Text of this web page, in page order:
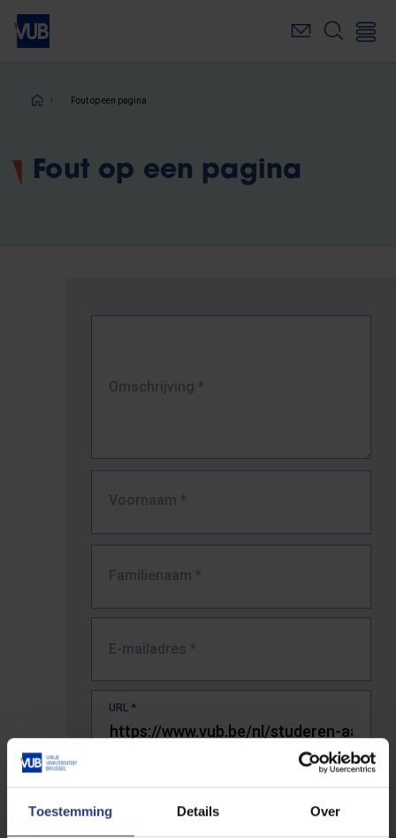
Toestemming Details Over
Overslaan
naar
inhoudKruimelpad
Fout op een pagina
Fout op een pagina
Omschrijving *
Voornaam *
Familienaam *
E-mailadres *
URL *
De volledige URL van de pagina waar je de fout zag.